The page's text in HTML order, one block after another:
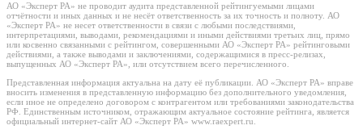
АО «Эксперт РА» не проводит аудита представленной рейтингуемыми лицами
отчётности и иных данных и не несёт ответственность за их точность и полноту. АО
«Эксперт РА» не несет ответственности в связи с любыми последствиями,
интерпретациями, выводами, рекомендациями и иными действиями третьих лиц, прямо
или косвенно связанными с рейтингом, совершенными АО «Эксперт РА» рейтинговыми
действиями, а также выводами и заключениями, содержащимися в пресс-релизах,
выпущенных АО «Эксперт РА», или отсутствием всего перечисленного.
Представленная информация актуальна на дату её публикации. АО «Эксперт РА» вправе
вносить изменения в представленную информацию без дополнительного уведомления,
если иное не определено договором с контрагентом или требованиями законодательства
РФ. Единственным источником, отражающим актуальное состояние рейтинга, является
официальный интернет-сайт АО «Эксперт РА» www.raexpert.ru.